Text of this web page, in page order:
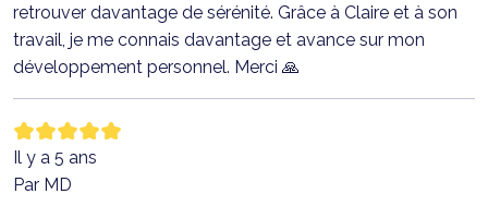
retrouver davantage de sérénité. Grâce à Claire et à son
travail, je me connais davantage et avance sur mon
développement personnel. Merci 🙏
Il y a 5 ans
Par MD